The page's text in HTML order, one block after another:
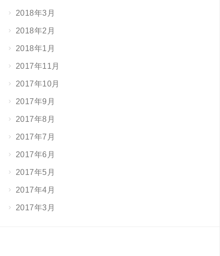
2018年3月
2018年2月
2018年1月
2017年11月
2017年10月
2017年9月
2017年8月
2017年7月
2017年6月
2017年5月
2017年4月
2017年3月